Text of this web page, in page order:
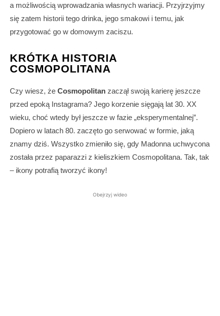
a możliwością wprowadzania własnych wariacji. Przyjrzyjmy
się zatem historii tego drinka, jego smakowi i temu, jak
przygotować go w domowym zaciszu.
KRÓTKA HISTORIA
COSMOPOLITANA
Czy wiesz, że Cosmopolitan zaczął swoją karierę jeszcze
przed epoką Instagrama? Jego korzenie sięgają lat 30. XX
wieku, choć wtedy był jeszcze w fazie „eksperymentalnej”.
Dopiero w latach 80. zaczęto go serwować w formie, jaką
znamy dziś. Wszystko zmieniło się, gdy Madonna uchwycona
została przez paparazzi z kieliszkiem Cosmopolitana. Tak, tak
– ikony potrafią tworzyć ikony!
Obejrzyj wideo